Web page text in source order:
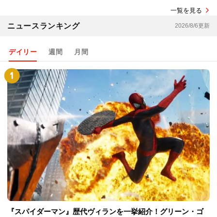
一覧を見る
ニュースランキング 2026/8/6更新
デイリー 週間 月間
『スパイダーマン』歴代ヴィランを一挙紹介！グリーン・ゴ